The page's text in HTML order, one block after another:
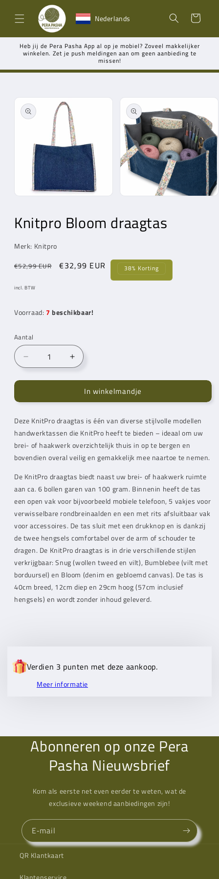
naar de
content Nederlands Winkelwagen
Heb jij de Pera Pasha App al op je mobiel? Zoveel makkelijker
winkelen. Zet je push meldingen aan om geen aanbieding te
missen!
direct naar
in
modaal
in
modaal
Knitpro Bloom draagtas
MODEL:
Merk: Knitpro
Normale
€52,99 EUR Aanbiedingsprijs
€32,99 EUR 38% Korting
incl. BTW
Voorraad: 7 beschikbaar!
Aantal
Aantal
verlagen
voor
Bloom
Aantal
verhogen
voor
Knitpro
Bloom
In winkelmandje
Deze KnitPro draagtas is één van diverse stijlvolle modellen
handwerktassen die KnitPro heeft te bieden – ideaal om uw
brei- of haakwerk overzichtelijk thuis in op te bergen en
bovendien overal veilig en gemakkelijk mee naartoe te nemen.
De KnitPro draagtas biedt naast uw brei- of haakwerk ruimte
aan ca. 6 bollen garen van 100 gram. Binnenin heeft de tas
een open vak voor bijvoorbeeld mobiele telefoon, 5 vakjes voor
verwisselbare rondbreinaalden en een met rits afsluitbaar vak
voor accessoires. De tas sluit met een drukknop en is dankzij
de twee hengsels comfortabel over de arm of schouder te
dragen. De KnitPro draagtas is in drie verschillende stijlen
verkrijgbaar: Snug (wollen tweed en vilt), Bumblebee (vilt met
borduursel) en Bloom (denim en gebloemd canvas). De tas is
40cm breed, 12cm diep en 29cm hoog (57cm inclusief
hengsels) en wordt zonder inhoud geleverd.
Verdien 3 punten met deze aankoop.
Meer informatie
Abonneren op onze Pera
Pasha Nieuwsbrief
Kom als eerste net even eerder te weten, wat de
exclusieve weekend aanbiedingen zijn!
E‑mail
QR Klantkaart